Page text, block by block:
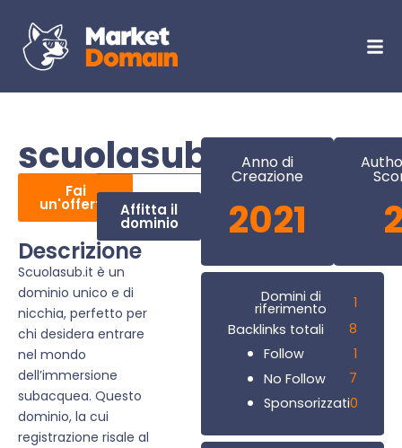
scuolasub.it
Fai
un'offerta Affitta il
dominio
Descrizione
Scuolasub.it è un
dominio unico e di
nicchia, perfetto per
chi desidera entrare
nel mondo
dell’immersione
subacquea. Questo
dominio, la cui
registrazione risale al
Anno di
Creazione
2021
Domini di
riferimento
1
Backlinks totali
8
Follow
1
No Follow
7
Sponsorizzati0